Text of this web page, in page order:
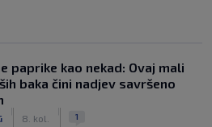
paprike kao nekad: Ovaj mali
baka čini nadjev savršeno
8. kol. 1